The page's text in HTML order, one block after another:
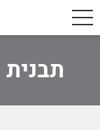
תבנית